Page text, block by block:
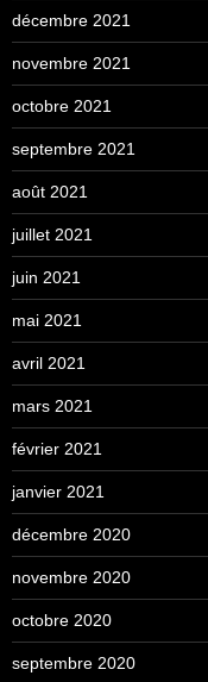
décembre 2021
novembre 2021
octobre 2021
septembre 2021
août 2021
juillet 2021
juin 2021
mai 2021
avril 2021
mars 2021
février 2021
janvier 2021
décembre 2020
novembre 2020
octobre 2020
septembre 2020